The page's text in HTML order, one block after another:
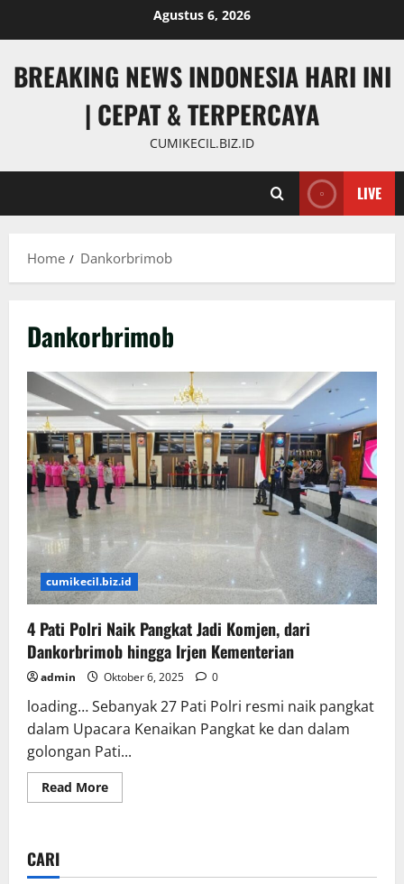
Agustus 6, 2026
BREAKING NEWS INDONESIA HARI INI
| CEPAT & TERPERCAYA
CUMIKECIL.BIZ.ID
LIVE
Home Dankorbrimob
Dankorbrimob
cumikecil.biz.id
4 Pati Polri Naik Pangkat Jadi Komjen, dari
Dankorbrimob hingga Irjen Kementerian
admin Oktober 6, 2025 0
loading… Sebanyak 27 Pati Polri resmi naik pangkat
dalam Upacara Kenaikan Pangkat ke dan dalam
golongan Pati...
Read MoreRead
more
Pangkat
CARI